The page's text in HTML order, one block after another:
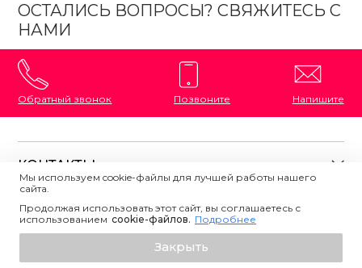
Добавить в корзину
ОСТАЛИСЬ ВОПРОСЫ? СВЯЖИТЕСЬ С
НАМИ
Обратный звонок Позвоните Напишите
КОНТАКТЫ
8 (800) 333-87-72
Напишите нам
ПОЛЕЗНАЯ ИНФОРМАЦИЯ
О магазине
Политика конфиденциальности
Мы используем cookie-файлы для лучшей работы нашего
сайта.
Продолжая использовать этот сайт, вы соглашаетесь с
использованием сookie-файлов. Подробнее
Закрыть